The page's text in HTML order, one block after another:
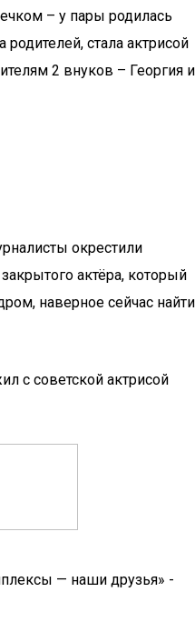
– у пары родилась
стала актрисой
2 внуков – Георгия и
окрестили
актёра, который
наверное сейчас найти
с советской актрисой
— наши друзья» -